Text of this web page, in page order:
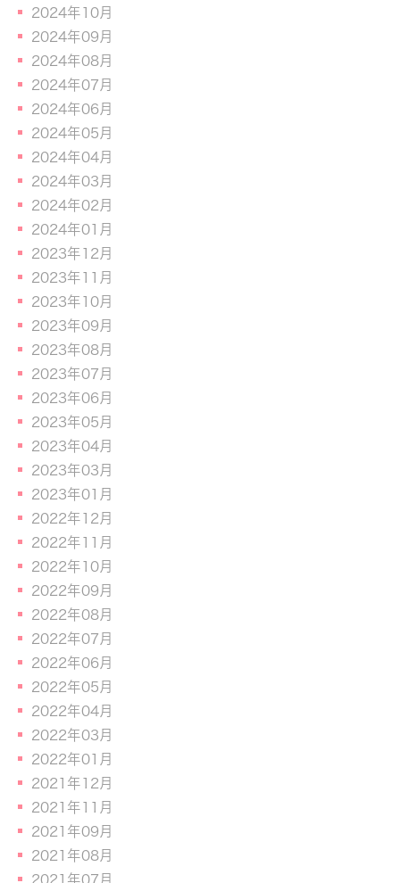
2024年10月
2024年09月
2024年08月
2024年07月
2024年06月
2024年05月
2024年04月
2024年03月
2024年02月
2024年01月
2023年12月
2023年11月
2023年10月
2023年09月
2023年08月
2023年07月
2023年06月
2023年05月
2023年04月
2023年03月
2023年01月
2022年12月
2022年11月
2022年10月
2022年09月
2022年08月
2022年07月
2022年06月
2022年05月
2022年04月
2022年03月
2022年01月
2021年12月
2021年11月
2021年09月
2021年08月
2021年07月